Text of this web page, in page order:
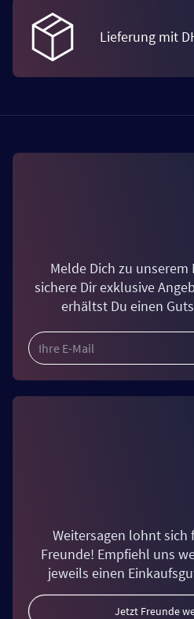
Lieferung mit
Melde Dich zu
sichere Dir exklusive
erhältst Du einen
Weitersagen lohnt sich
Freunde! Empfiehl uns
jeweils einen
Jetzt Freunde